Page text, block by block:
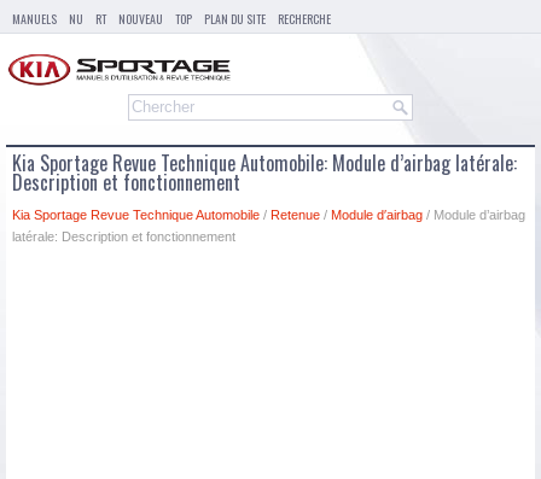
MANUELS NU RT NOUVEAU TOP PLAN DU SITE RECHERCHE
Kia Sportage Revue Technique Automobile: Module d’airbag latérale:
Description et fonctionnement
Kia Sportage Revue Technique Automobile / Retenue / Module d′airbag / Module d’airbag
latérale: Description et fonctionnement